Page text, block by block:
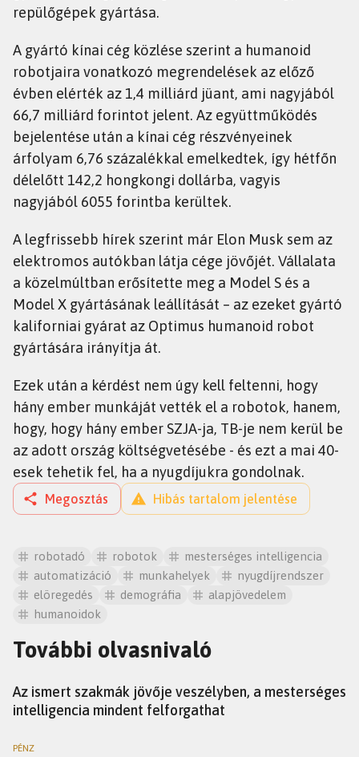
repülőgépek gyártása.
A gyártó kínai cég közlése szerint a humanoid
robotjaira vonatkozó megrendelések az előző
évben elérték az 1,4 milliárd jüant, ami nagyjából
66,7 milliárd forintot jelent. Az együttműködés
bejelentése után a kínai cég részvényeinek
árfolyam 6,76 százalékkal emelkedtek, így hétfőn
délelőtt 142,2 hongkongi dollárba, vagyis
nagyjából 6055 forintba kerültek.
A legfrissebb hírek szerint már Elon Musk sem az
elektromos autókban látja cége jövőjét. Vállalata
a közelmúltban erősítette meg a Model S és a
Model X gyártásának leállítását – az ezeket gyártó
kaliforniai gyárat az Optimus humanoid robot
gyártására irányítja át.
Ezek után a kérdést nem úgy kell feltenni, hogy
hány ember munkáját vették el a robotok, hanem,
hogy, hogy hány ember SZJA-ja, TB-je nem kerül be
az adott ország költségvetésébe - és ezt a mai 40-
esek tehetik fel, ha a nyugdíjukra gondolnak.
Megosztás Hibás tartalom jelentése
robotadó robotok
mesterséges intelligencia
automatizáció
munkahelyek
nyugdíjrendszer
elöregedés
demográfia
alapjövedelem
humanoidok
További olvasnivaló
Az ismert szakmák jövője veszélyben, a mesterséges
intelligencia mindent felforgathat
PÉNZ